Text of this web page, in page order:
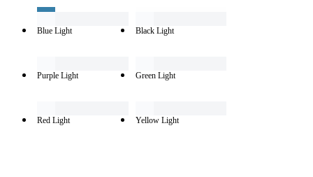
Blue Light Black Light
Purple Light Green Light
Red Light Yellow Light